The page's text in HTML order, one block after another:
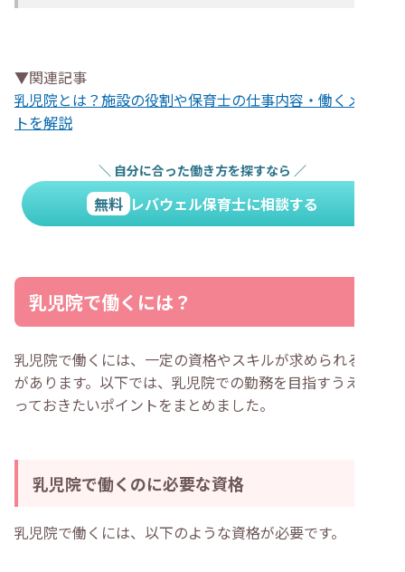
▼関連記事
乳児院とは？施設の役割や保育士の仕事内容・働くメリッ
トを解説
＼ 自分に合った働き方を探すなら ／
無料 レバウェル保育士に相談する
乳児院で働くには？
乳児院で働くには、一定の資格やスキルが求められる場合
があります。以下では、乳児院での勤務を目指すうえで知
っておきたいポイントをまとめました。
乳児院で働くのに必要な資格
乳児院で働くには、以下のような資格が必要です。